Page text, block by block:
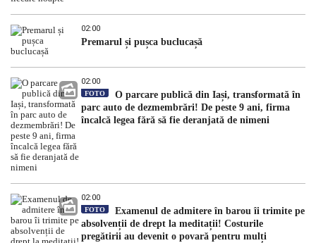
02:00
Premarul și pușca buclucașă
02:00
FOTO
O parcare publică din Iași, transformată în
parc auto de dezmembrări! De peste 9 ani, firma
încalcă legea fără să fie deranjată de nimeni
02:00
FOTO
Examenul de admitere în barou îi trimite pe
absolvenții de drept la meditații! Costurile
pregătirii au devenit o povară pentru mulți